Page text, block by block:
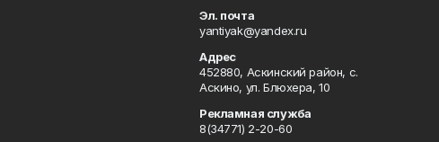
Эл. почта
yantiyak@yandex.ru
Адрес
452880, Аскинский район, с.
Аскино, ул. Блюхера, 10
Рекламная служба
8(34771) 2-20-60